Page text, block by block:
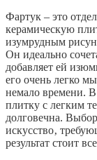
Фартук – это
керамическую
изумрудным
Он идеально
добавляет ей
его очень легко
немало времени.
плитку с легким
долговечна.
искусство‚
результат стоит